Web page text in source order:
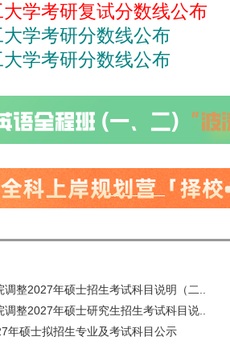
学考研复试分数线公布
学考研分数线公布
学考研分数线公布
整2027年硕士招生考试科目说明（二..
整2027年硕士研究生招生考试科目说..
年硕士拟招生专业及考试科目公示